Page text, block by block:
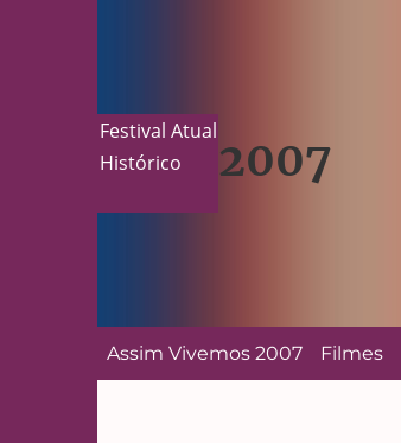
Festival Atual
Histórico
2007
Assim Vivemos 2007 Filmes